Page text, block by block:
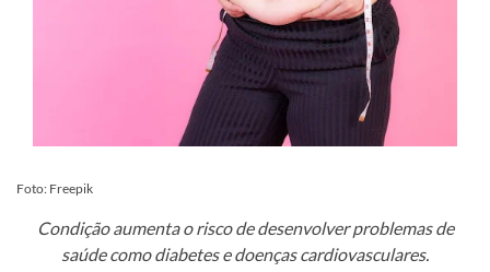
Foto: Freepik
Condição aumenta o risco de desenvolver problemas de
saúde como diabetes e doenças cardiovasculares.